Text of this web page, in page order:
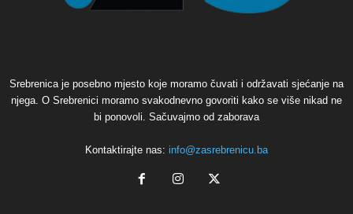
Srebrenica je posebno mjesto koje moramo čuvati i održavati sjećanje na
njega. O Srebrenici moramo svakodnevno govoriti kako se više nikad ne
bi ponovoli. Sačuvajmo od zaborava
Kontaktirajte nas: info@zasrebrenicu.ba